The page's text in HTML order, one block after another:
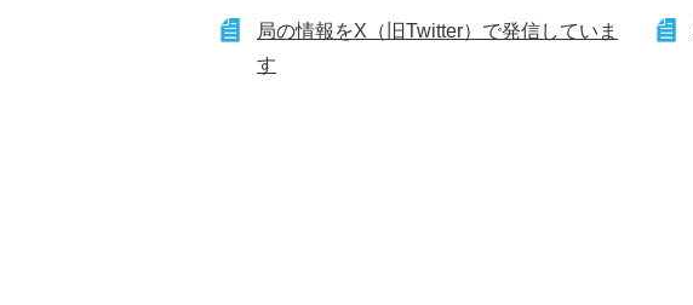
局の情報をX（旧Twitter）で発信していま
す